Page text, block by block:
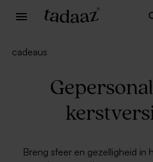
cadeaus
Breng sfeer en gezelligheid in